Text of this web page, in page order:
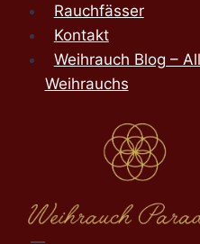
Rauchfässer
Kontakt
Weihrauch Blog –
Weihrauchs